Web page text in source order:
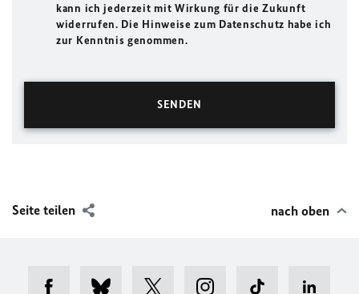
kann ich jederzeit mit Wirkung für die Zukunft
widerrufen. Die Hinweise zum Datenschutz habe ich
zur Kenntnis genommen.
Seite teilen nach oben